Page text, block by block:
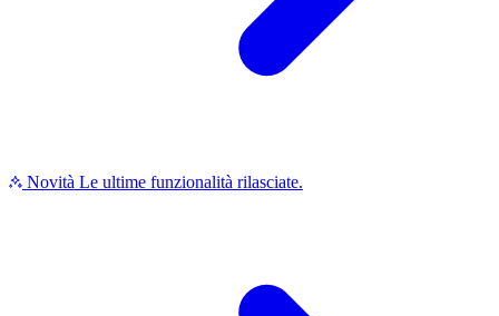
Novità Le ultime funzionalità rilasciate.